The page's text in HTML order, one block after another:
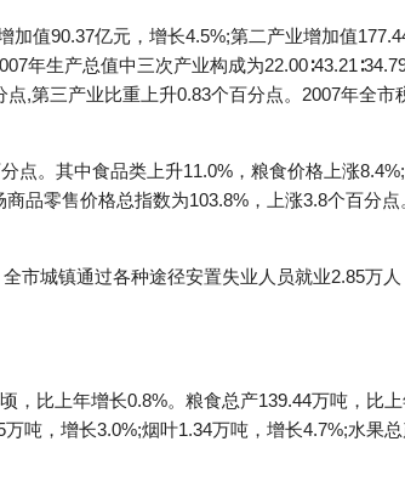
值90.37亿元，增长4.5%;第二产业增加值
年生产总值中三次产业构成为
,第三产业比重上升0.83个百分点。2007年全市
点。其中食品类上升11.0%，粮食价格上涨
品零售价格总指数为103.8%，上涨3.8个百分
市城镇通过各种途径安置失业人员就业2.85万
比上年增长0.8%。粮食总产139.44万吨，比上
吨，增长3.0%;烟叶1.34万吨，增长4.7%;水果总